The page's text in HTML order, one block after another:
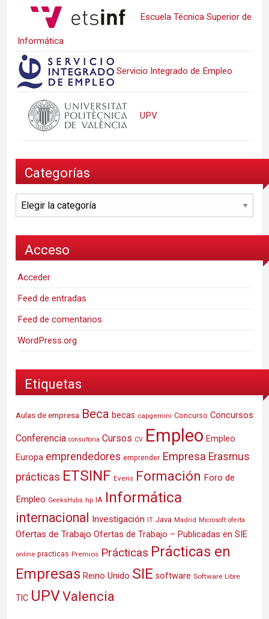
Escuela Técnica Superior de
Informática
Servicio Integrado de Empleo
UPV
Categorías
Categorías
Acceso
Acceder
Feed de entradas
Feed de comentarios
WordPress.org
Etiquetas
Aulas de empresa Beca becas capgemini Concurso Concursos
Conferencia consultoria Cursos CV Empleo Empleo
Europa emprendedores emprender Empresa Erasmus
prácticas ETSINF Everis Formación Foro de
Empleo GeeksHubs hp IA Informática
internacional Investigación IT Java Madrid Microsoft oferta
Ofertas de Trabajo Ofertas de Trabajo – Publicadas en SIE
online practicas Premios Prácticas Prácticas en
Empresas Reino Unido SIE software Software Libre
TIC UPVValencia